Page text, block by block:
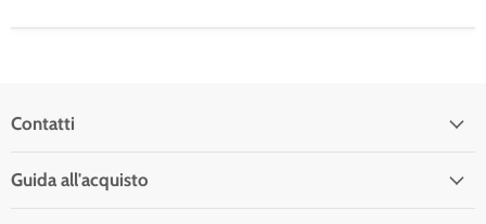
Contatti
Guida all'acquisto